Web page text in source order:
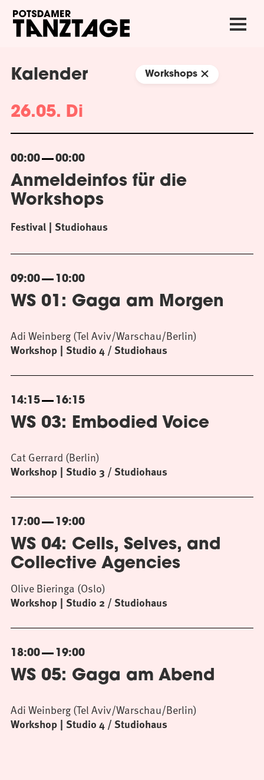
Kalender Workshops
26.05. Di
00:00 00:00
Anmeldeinfos für die
Workshops
Festival Studiohaus
09:00 10:00
WS 01: Gaga am Morgen
Workshop Studio 4 / Studiohaus
Adi Weinberg (Tel Aviv/Warschau/Berlin)
14:15 16:15
WS 03: Embodied Voice
Workshop Studio 3 / Studiohaus
Cat Gerrard (Berlin)
17:00 19:00
WS 04: Cells, Selves, and
Collective Agencies
Workshop Studio 2 / Studiohaus
Olive Bieringa (Oslo)
18:00 19:00
WS 05: Gaga am Abend
Workshop Studio 4 / Studiohaus
Adi Weinberg (Tel Aviv/Warschau/Berlin)